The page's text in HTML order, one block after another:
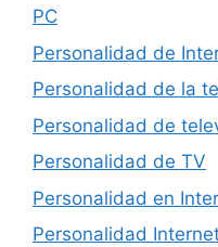
PC
Personalidad de
Personalidad de la
Personalidad de
Personalidad de TV
Personalidad en
Personalidad